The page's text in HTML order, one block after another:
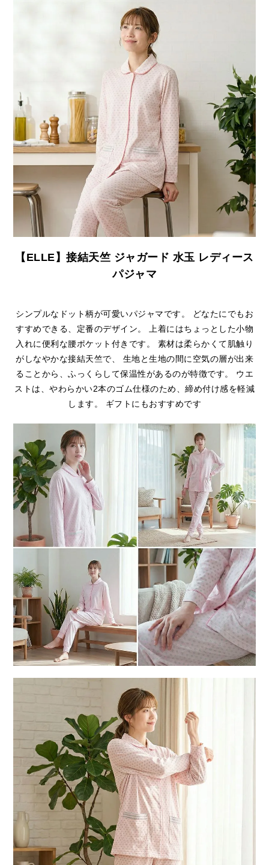
【ELLE】接結天竺 ジャガード 水玉 レディース
パジャマ
シンプルなドット柄が可愛いパジャマです。 どなたにでもお
すすめできる、定番のデザイン。 上着にはちょっとした小物
入れに便利な腰ポケット付きです。 素材は柔らかくて肌触り
がしなやかな接結天竺で、 生地と生地の間に空気の層が出来
ることから、ふっくらして保温性があるのが特徴です。 ウエ
ストは、やわらかい2本のゴム仕様のため、締め付け感を軽減
します。 ギフトにもおすすめです